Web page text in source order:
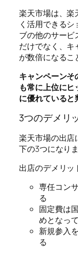
楽天市場は、楽
く活用できる
ブの他のサービ
だけでなく、キ
が数倍になるこ
キャンペーン
も常に上位に
に優れていると
3つのデメリ
楽天市場の出店
下の3つになりま
出店のデメリッ
専任コン
る
固定費は
めとなっ
新規参入
る